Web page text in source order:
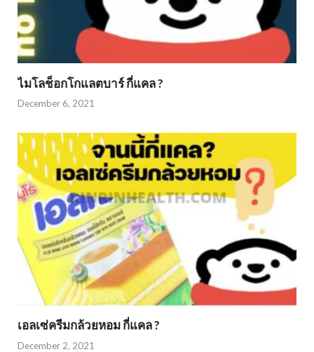
ไมโลช็อกโกแลตบาร์ กี่แคล ?
December 6, 2021
เอลเซ่ครีมกล้วยหอม กี่แคล ?
December 2, 2021